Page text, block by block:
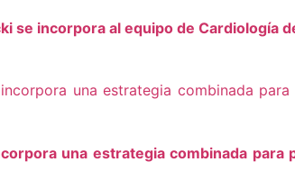
se incorpora al equipo de Cardiología
una estrategia combinada